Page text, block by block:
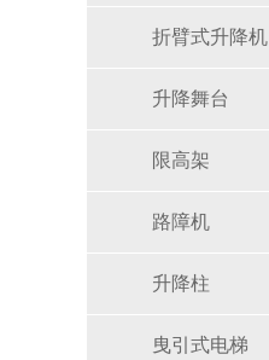
折臂式升降机
升降舞台
限高架
路障机
升降柱
曳引式电梯